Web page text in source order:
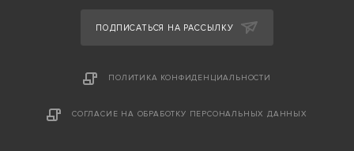
ПОДПИСАТЬСЯ НА РАССЫЛКУ
ПОЛИТИКА КОНФИДЕНЦИАЛЬНОСТИ
СОГЛАСИЕ НА ОБРАБОТКУ ПЕРСОНАЛЬНЫХ ДАННЫХ